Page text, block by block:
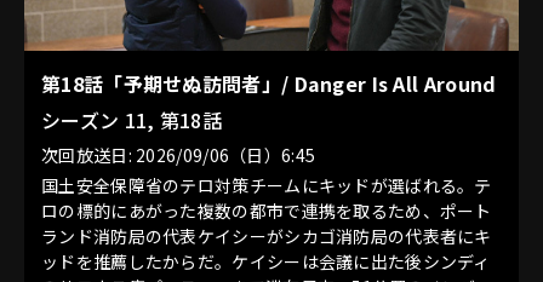
第18話「予期せぬ訪問者」/ Danger Is All Around
シーズン 11, 第18話
次回放送日: 2026/09/06（日）6:45
国土安全保障省のテロ対策チームにキッドが選ばれる。テ
ロの標的にあがった複数の都市で連携を取るため、ポート
ランド消防局の代表ケイシーがシカゴ消防局の代表者にキ
ッドを推薦したからだ。ケイシーは会議に出た後シンディ